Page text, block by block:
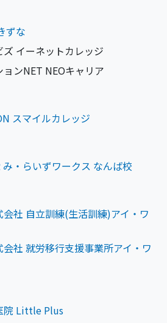
ずな
イーネットカレッジ
ンNET NEOキャリア
スマイルカレッジ
・らいずワークス なんば校
社 自立訓練(生活訓練)アイ・ワ
社 就労移行支援事業所アイ・ワ
院 Little Plus